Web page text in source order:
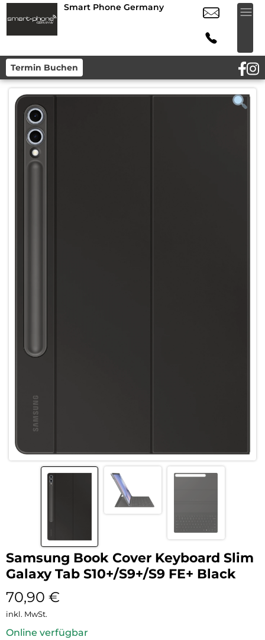
Smart Phone Germany
Termin Buchen
Samsung Book Cover Keyboard Slim
Galaxy Tab S10+/S9+/S9 FE+ Black
70,90 €
inkl. MwSt.
Online verfügbar